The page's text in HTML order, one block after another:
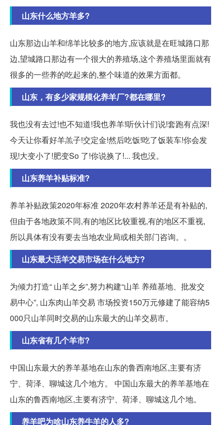
山东什么地方羊多?
山东那边山羊和绵羊比较多的地方,应该就是在旺城路口那
边,望城路口那边有一个很大的养殖场,这个养殖场里面就有
很多的一些养的吃起来的,整个味道的效果方面都。
山东，有多少家规模化养羊厂?都在哪里?
我也没有去过!也不知道!我也养羊!听伙计们说!套跑有点深!
今天让你看好羊羔子!交定金!然后吃饭!吃了饭装车!你会发
现!大变小了!肥变So 了!你说换了!... 我也没。
山东养羊补贴标准?
养羊补贴政策2020年标准 2020年农村养羊还是有补贴的,
但由于各地政策不同,有的地区比较重视,有的地区不重视,
所以具体有没有要去当地农业局或相关部门咨询。。
山东最大活羊交易市场在什么地方?
为倾力打造“ 山羊之乡”,努力构建“山羊 养殖基地、批发交
易中心”, 山东肉山羊交易 市场投资150万元修建了能容纳5
000只山羊同时交易的山东最大的山羊交易市。
山东省有几个羊市?
中国山东最大的养羊基地在山东的鲁西南地区,主要有济
宁、荷泽、聊城这几个地方。 中国山东最大的养羊基地在
山东的鲁西南地区,主要有济宁、荷泽、聊城这几个地。
养羊吧为啥山东养牛羊的人多?